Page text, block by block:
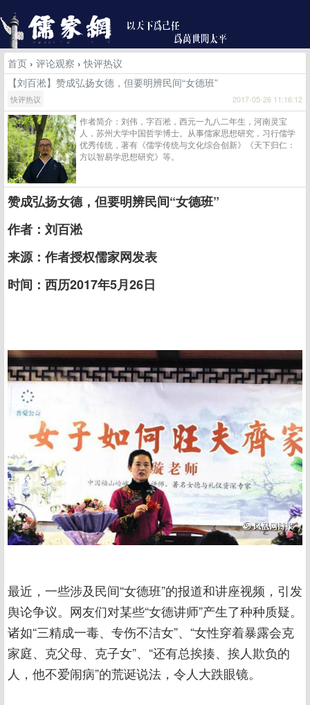
首页 › 评论观察 ›快评热议
【刘百淞】赞成弘扬女德，但要明辨民间“女德班”
快评热议 2017-05-26 11:16:12
作者简介：刘伟，字百淞，西元一九八二年生，河南灵宝
人，苏州大学中国哲学博士。从事儒家思想研究，习行儒学
优秀传统，著有《儒学传统与文化综合创新》《天下归仁：
方以智易学思想研究》等。
赞成弘扬女德，但要明辨民间“女德班”
作者：刘百淞
来源：作者授权儒家网发表
时间：西历2017年5月26日
最近，一些涉及民间“女德班”的报道和讲座视频，引发
舆论争议。网友们对某些“女德讲师”产生了种种质疑。
诸如“三精成一毒、专伤不洁女”、“女性穿着暴露会克
家庭、克父母、克子女”、“还有总挨揍、挨人欺负的
人，他不爱闹病”的荒诞说法，令人大跌眼镜。